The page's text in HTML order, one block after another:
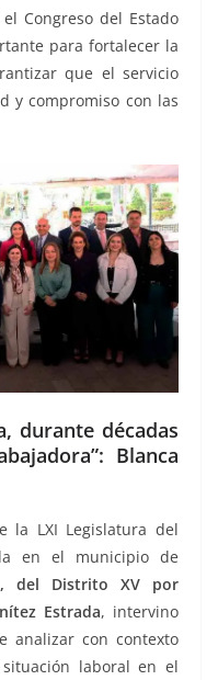
Congreso del Estado
para fortalecer la
que el servicio
y compromiso con las
durante décadas
Blanca
la LXI Legislatura del
en el municipio de
del Distrito XV por
Estrada, intervino
analizar con contexto
laboral en el